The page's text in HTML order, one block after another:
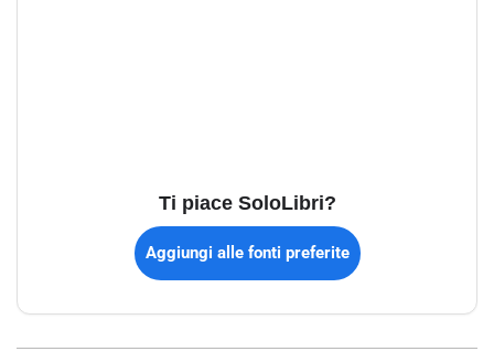
Ti piace SoloLibri?
Aggiungi alle fonti preferite